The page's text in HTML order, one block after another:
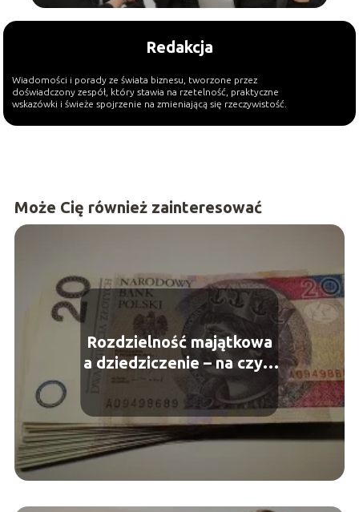
Redakcja
Wiadomości i porady ze świata biznesu, tworzone przez
doświadczony zespół, który stawia na rzetelność, praktyczne
wskazówki i świeże spojrzenie na zmieniającą się rzeczywistość.
Może Cię również zainteresować
Rozdzielność majątkowa
a dziedziczenie – na czym
to polega?